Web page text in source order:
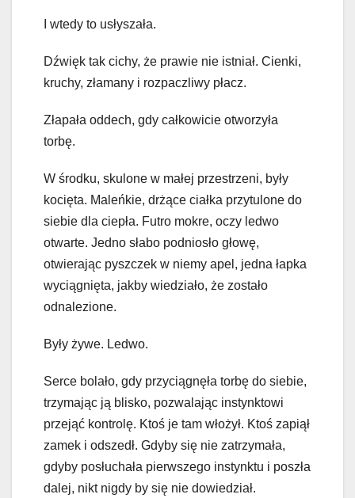
I wtedy to usłyszała.
Dźwięk tak cichy, że prawie nie istniał. Cienki,
kruchy, złamany i rozpaczliwy płacz.
Złapała oddech, gdy całkowicie otworzyła
torbę.
W środku, skulone w małej przestrzeni, były
kocięta. Maleńkie, drżące ciałka przytulone do
siebie dla ciepła. Futro mokre, oczy ledwo
otwarte. Jedno słabo podniosło głowę,
otwierając pyszczek w niemy apel, jedna łapka
wyciągnięta, jakby wiedziało, że zostało
odnalezione.
Były żywe. Ledwo.
Serce bolało, gdy przyciągnęła torbę do siebie,
trzymając ją blisko, pozwalając instynktowi
przejąć kontrolę. Ktoś je tam włożył. Ktoś zapiął
zamek i odszedł. Gdyby się nie zatrzymała,
gdyby posłuchała pierwszego instynktu i poszła
dalej, nikt nigdy by się nie dowiedział.